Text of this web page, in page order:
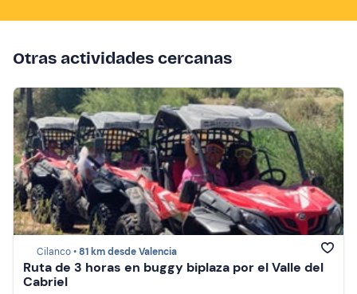
Otras actividades cercanas
Cilanco •81 km desde Valencia
Ruta de 3 horas en buggy biplaza por el Valle del
Cabriel